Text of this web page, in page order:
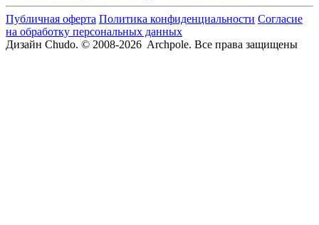
Публичная оферта Политика конфиденциальности Согласие
на обработку персональных данных
Дизайн Chudo. © 2008-2026 Archpole. Все права защищены